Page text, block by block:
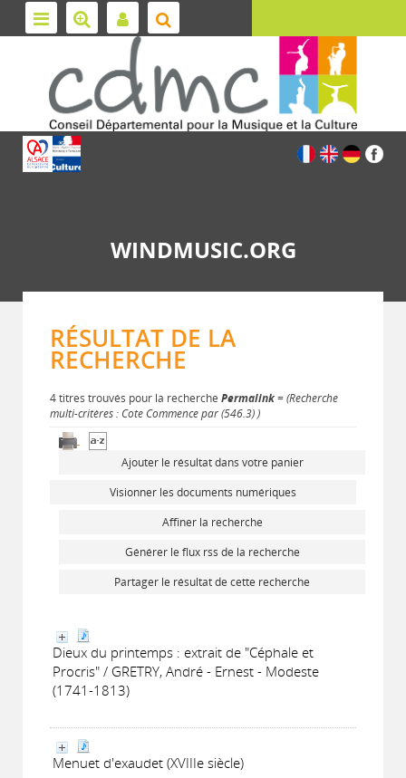
WINDMUSIC.ORG
RÉSULTAT DE LA
RECHERCHE
4 titres trouvés pour la recherche Permalink= (Recherche
multi-critères : Cote Commence par (546.3) )
Ajouter le résultat dans votre panier
Visionner les documents numériques
Affiner la recherche
Générer le flux rss de la recherche
Partager le résultat de cette recherche
Dieux du printemps : extrait de "Céphale et
Procris" / GRETRY, André - Ernest - Modeste
(1741-1813)
Menuet d'exaudet (XVIIIe siècle)